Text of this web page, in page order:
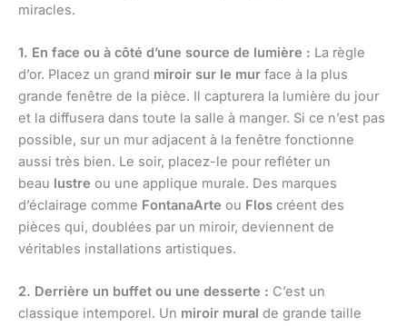
miracles.
1. En face ou à côté d’une source de lumière : La règle
d’or. Placez un grand miroir sur le mur face à la plus
grande fenêtre de la pièce. Il capturera la lumière du jour
et la diffusera dans toute la salle à manger. Si ce n’est pas
possible, sur un mur adjacent à la fenêtre fonctionne
aussi très bien. Le soir, placez-le pour refléter un
beau lustre ou une applique murale. Des marques
d’éclairage comme FontanaArte ou Flos créent des
pièces qui, doublées par un miroir, deviennent de
véritables installations artistiques.
2. Derrière un buffet ou une desserte : C’est un
classique intemporel. Un miroir mural de grande taille